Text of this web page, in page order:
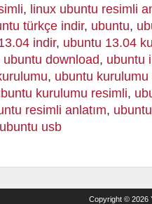
, linux ubuntu resimli
türkçe indir, ubuntu,
indir, ubuntu 13.04
ubuntu download, ubuntu
, ubuntu kurulumu
kurulumu resimli,
resimli anlatım,
ubuntu usb
Copyright © 2026